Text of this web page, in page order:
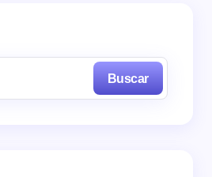
Buscar